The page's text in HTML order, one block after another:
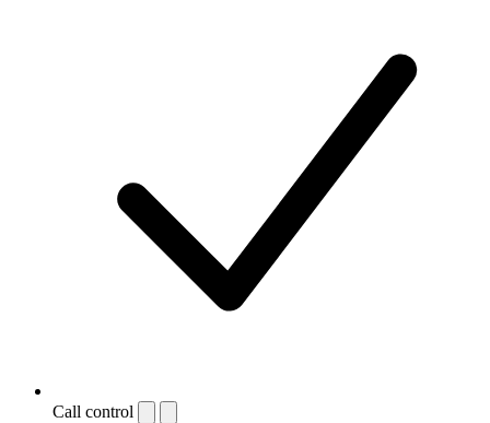
Call control